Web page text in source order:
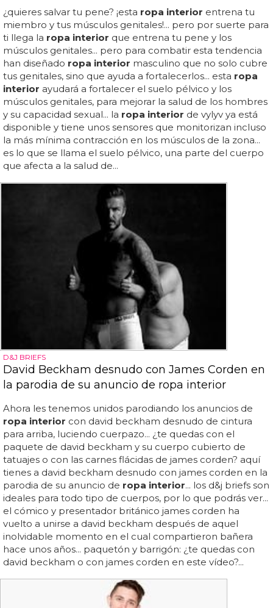
¿quieres salvar tu pene? ¡esta ropa interior entrena tu
miembro y tus músculos genitales!... pero por suerte para
ti llega la ropa interior que entrena tu pene y los
músculos genitales... pero para combatir esta tendencia
han diseñado ropa interior masculino que no solo cubre
tus genitales, sino que ayuda a fortalecerlos... esta ropa
interior ayudará a fortalecer el suelo pélvico y los
músculos genitales, para mejorar la salud de los hombres
y su capacidad sexual... la ropa interior de vylyv ya está
disponible y tiene unos sensores que monitorizan incluso
la más mínima contracción en los músculos de la zona...
es lo que se llama el suelo pélvico, una parte del cuerpo
que afecta a la salud de...
D&J BRIEFS
David Beckham desnudo con James Corden en
la parodia de su anuncio de ropa interior
Ahora les tenemos unidos parodiando los anuncios de
ropa interior con david beckham desnudo de cintura
para arriba, luciendo cuerpazo... ¿te quedas con el
paquete de david beckham y su cuerpo cubierto de
tatuajes o con las carnes flácidas de james corden? aquí
tienes a david beckham desnudo con james corden en la
parodia de su anuncio de ropa interior... los d&j briefs son
ideales para todo tipo de cuerpos, por lo que podrás ver...
el cómico y presentador británico james corden ha
vuelto a unirse a david beckham después de aquel
inolvidable momento en el cual compartieron bañera
hace unos años... paquetón y barrigón: ¿te quedas con
david beckham o con james corden en este vídeo?...